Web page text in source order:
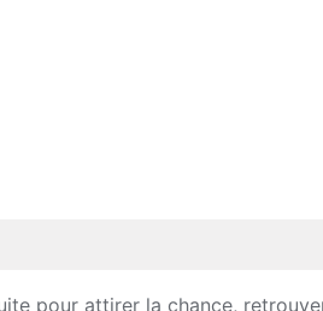
pour attirer la chance,